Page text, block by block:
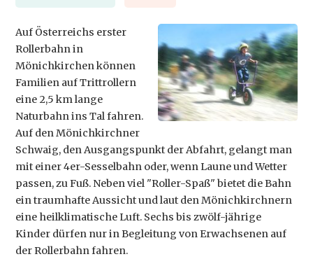
Auf Österreichs erster
Rollerbahn in
Mönichkirchen können
Familien auf Trittrollern
eine 2,5 km lange
Naturbahn ins Tal fahren.
Auf den Mönichkirchner
Schwaig, den Ausgangspunkt der Abfahrt, gelangt man
mit einer 4er-Sesselbahn oder, wenn Laune und Wetter
passen, zu Fuß. Neben viel "Roller-Spaß" bietet die Bahn
ein traumhafte Aussicht und laut den Mönichkirchnern
eine heilklimatische Luft. Sechs bis zwölf-jährige
Kinder dürfen nur in Begleitung von Erwachsenen auf
der Rollerbahn fahren.